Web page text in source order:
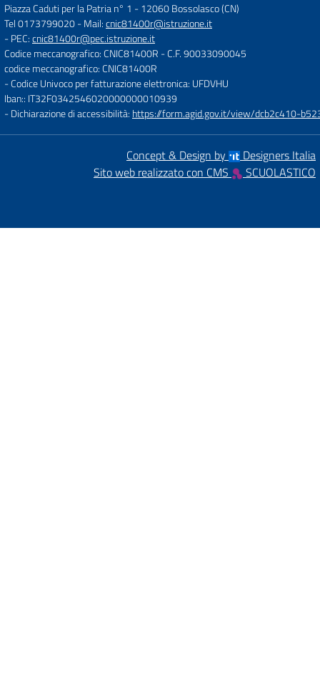
Piazza Caduti per la Patria n° 1 -12060 Bossolasco (CN)
Tel 0173799020- Mail:cnic81400r@istruzione.it
- PEC:cnic81400r@pec.istruzione.it
Codice meccanografico: CNIC81400R - C.F. 90033090045
codice meccanografico: CNIC81400R
- Codice Univoco per fatturazione elettronica: UFDVHU
Iban:: IT32F0342546020000000010939
- Dichiarazione di accessibilità: https://form.agid.gov.it/view/dcb2c410-
Concept & Design by
Designers Italia
Sito web realizzato con CMS
SCUOLASTICO